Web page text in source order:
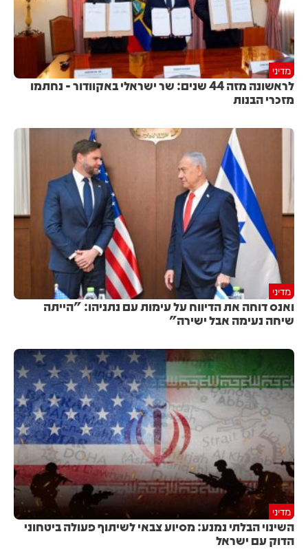
מדיני
לראשונה מזה 44 שנים: שר ישראלי באקוודור - נחתמו
מזכרי הבנות
מדיני
ואנס דוחה את הדיווח על עימות עם נתניהו: "הייתה
שיחה נעימה אבל ישירה"
מדיני
השינוי הבלתי נמנע: מסיוע צבאי לשיתוף פעולה ביטחוני
הדוק עם ישראל